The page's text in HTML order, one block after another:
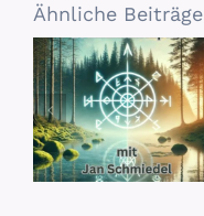
Ähnliche Beiträge